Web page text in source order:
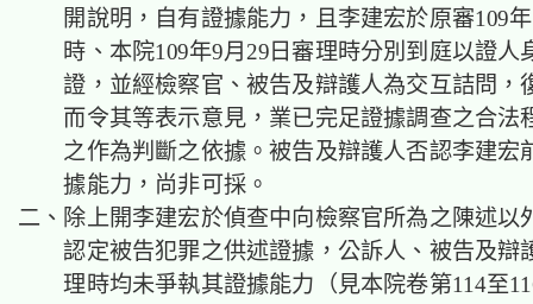
開說明，自有證據能力，且李建宏於原審109
時、本院109年9月29日審理時分別到庭以證人
證，並經檢察官、被告及辯護人為交互詰問，
而令其等表示意見，業已完足證據調查之合法
之作為判斷之依據。被告及辯護人否認李建宏
據能力，尚非可採。
二、除上開李建宏於偵查中向檢察官所為之陳述以
認定被告犯罪之供述證據，公訴人、被告及辯
理時均未爭執其證據能力（見本院卷第114至